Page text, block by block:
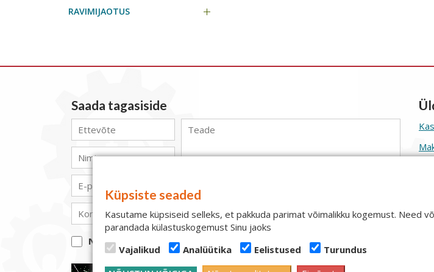
RAVIMIJAOTUS
Saada tagasiside
Nõustun lehe privaatsus- ja kasutustingimustega
Küpsiste seaded
Kasutame küpsiseid selleks, et pakkuda parimat võimalikku kogemust. Need
parandada külastuskogemust Sinu jaoks
Vajalikud
Analüütika Eelistused
Turundus